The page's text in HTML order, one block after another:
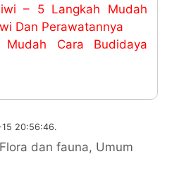
– 5 Langkah Mudah
Dan Perawatannya
Cara Budidaya
20:56:46.
Flora dan fauna, Umum